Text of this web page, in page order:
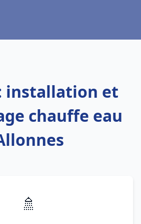
installation et
chauffe eau
🚿